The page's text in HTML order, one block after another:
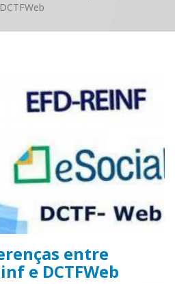
DCTFWeb
entre
e DCTFWeb